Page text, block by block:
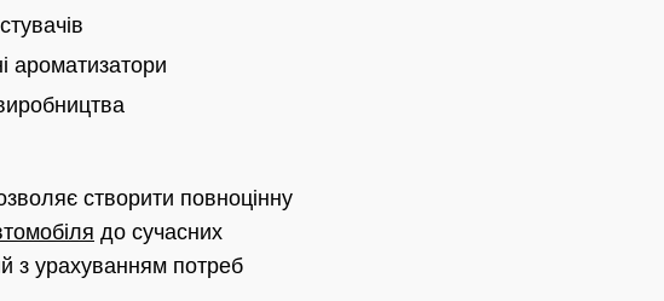
ароматизатори
створити повноцінну
до сучасних
з урахуванням потреб